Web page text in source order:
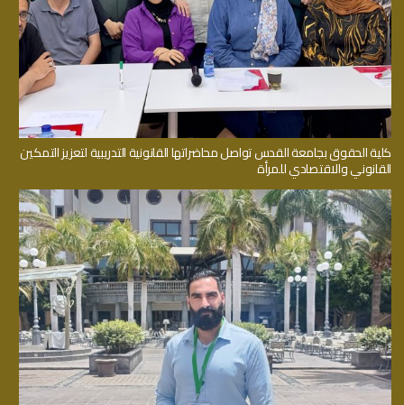
كلية الحقوق بجامعة القدس تواصل محاضراتها القانونية التدريبية لتعزيز التمكين
القانوني والاقتصادي للمرأة